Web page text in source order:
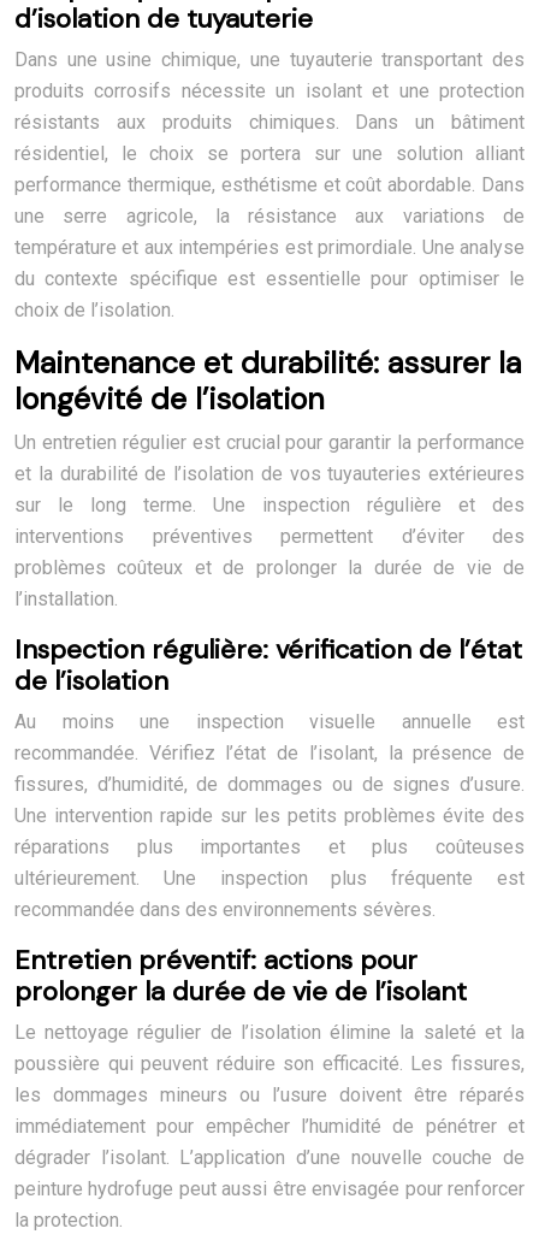
d’isolation de tuyauterie
Dans une usine chimique, une tuyauterie transportant des
produits corrosifs nécessite un isolant et une protection
résistants aux produits chimiques. Dans un bâtiment
résidentiel, le choix se portera sur une solution alliant
performance thermique, esthétisme et coût abordable. Dans
une serre agricole, la résistance aux variations de
température et aux intempéries est primordiale. Une analyse
du contexte spécifique est essentielle pour optimiser le
choix de l’isolation.
Maintenance et durabilité: assurer la
longévité de l’isolation
Un entretien régulier est crucial pour garantir la performance
et la durabilité de l’isolation de vos tuyauteries extérieures
sur le long terme. Une inspection régulière et des
interventions préventives permettent d’éviter des
problèmes coûteux et de prolonger la durée de vie de
l’installation.
Inspection régulière: vérification de l’état
de l’isolation
Au moins une inspection visuelle annuelle est
recommandée. Vérifiez l’état de l’isolant, la présence de
fissures, d’humidité, de dommages ou de signes d’usure.
Une intervention rapide sur les petits problèmes évite des
réparations plus importantes et plus coûteuses
ultérieurement. Une inspection plus fréquente est
recommandée dans des environnements sévères.
Entretien préventif: actions pour
prolonger la durée de vie de l’isolant
Le nettoyage régulier de l’isolation élimine la saleté et la
poussière qui peuvent réduire son efficacité. Les fissures,
les dommages mineurs ou l’usure doivent être réparés
immédiatement pour empêcher l’humidité de pénétrer et
dégrader l’isolant. L’application d’une nouvelle couche de
peinture hydrofuge peut aussi être envisagée pour renforcer
la protection.